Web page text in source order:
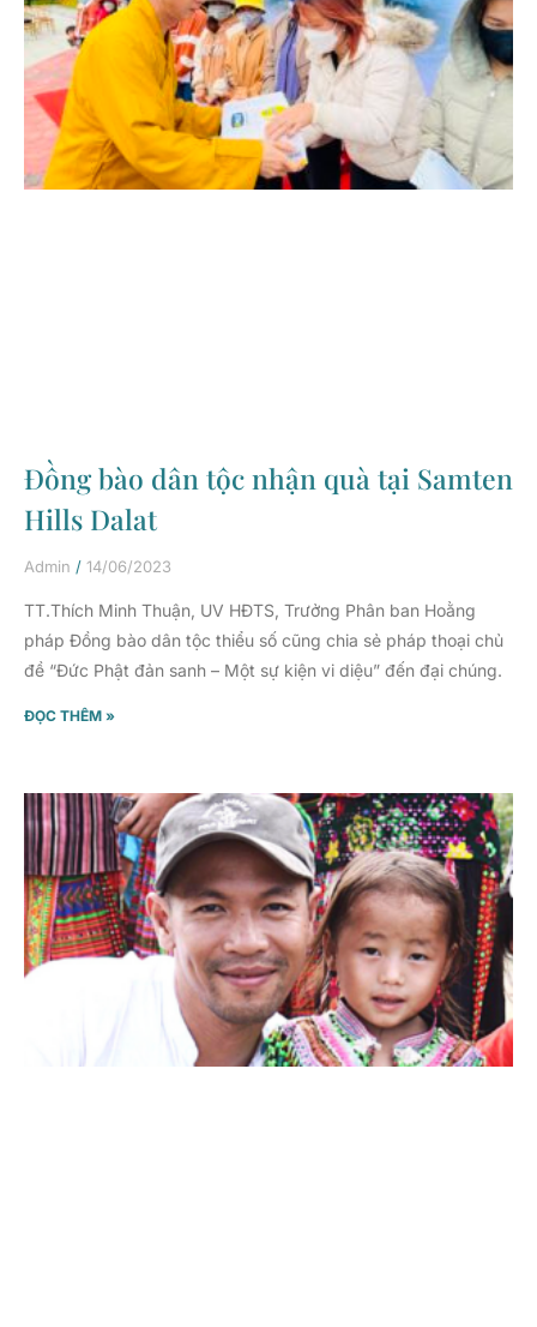
Đồng bào dân tộc nhận quà tại Samten
Hills Dalat
Admin 14/06/2023
TT.Thích Minh Thuận, UV HĐTS, Trưởng Phân ban Hoằng
pháp Đồng bào dân tộc thiểu số cũng chia sẻ pháp thoại chủ
đề “Đức Phật đản sanh – Một sự kiện vi diệu” đến đại chúng.
ĐỌC THÊM »